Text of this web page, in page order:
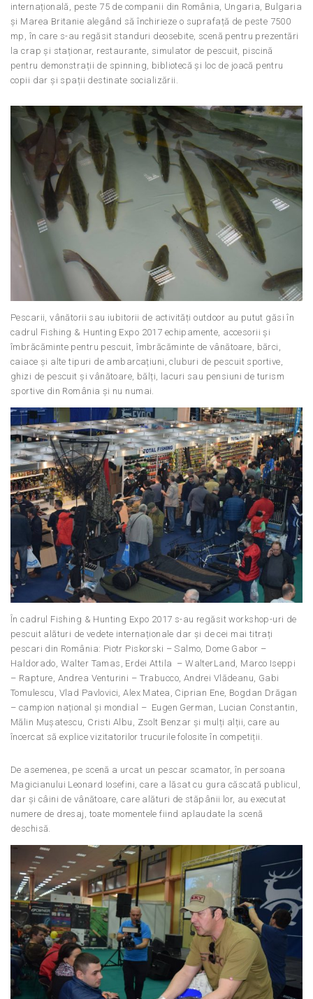
internațională, peste 75 de companii din România, Ungaria, Bulgaria
și Marea Britanie alegând să închirieze o suprafață de peste 7500
mp, în care s-au regăsit standuri deosebite, scenă pentru prezentări
la crap și staționar, restaurante, simulator de pescuit, piscină
pentru demonstrații de spinning, bibliotecă și loc de joacă pentru
copii dar și spații destinate socializării.
Pescarii, vânătorii sau iubitorii de activități outdoor au putut găsi în
cadrul Fishing & Hunting Expo 2017 echipamente, accesorii și
îmbrăcăminte pentru pescuit, îmbrăcăminte de vânătoare, bărci,
caiace și alte tipuri de ambarcațiuni, cluburi de pescuit sportive,
ghizi de pescuit și vânătoare, bălți, lacuri sau pensiuni de turism
sportive din România și nu numai.
În cadrul Fishing & Hunting Expo 2017 s-au regăsit workshop-uri de
pescuit alături de vedete internaționale dar și de cei mai titrați
pescari din România: Piotr Piskorski – Salmo, Dome Gabor –
Haldorado, Walter Tamas, Erdei Attila – WalterLand, Marco Iseppi
– Rapture, Andrea Venturini – Trabucco, Andrei Vlădeanu, Gabi
Tomulescu, Vlad Pavlovici, Alex Matea, Ciprian Ene, Bogdan Drăgan
– campion național și mondial – Eugen German, Lucian Constantin,
Mălin Mușatescu, Cristi Albu, Zsolt Benzar și mulți alții, care au
încercat să explice vizitatorilor trucurile folosite în competiții.
De asemenea, pe scenă a urcat un pescar scamator, în persoana
Magicianului Leonard Iosefini, care a lăsat cu gura căscată publicul,
dar și câini de vânătoare, care alături de stăpânii lor, au executat
numere de dresaj, toate momentele fiind aplaudate la scenă
deschisă.